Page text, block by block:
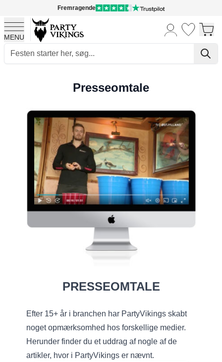
Fremragende
MENU
Presseomtale
PRESSEOMTALE
Efter 15+ år i branchen har PartyVikings skabt
noget opmærksomhed hos forskellige medier.
Herunder finder du et uddrag af nogle af de
artikler, hvor i PartyVikings er nævnt.